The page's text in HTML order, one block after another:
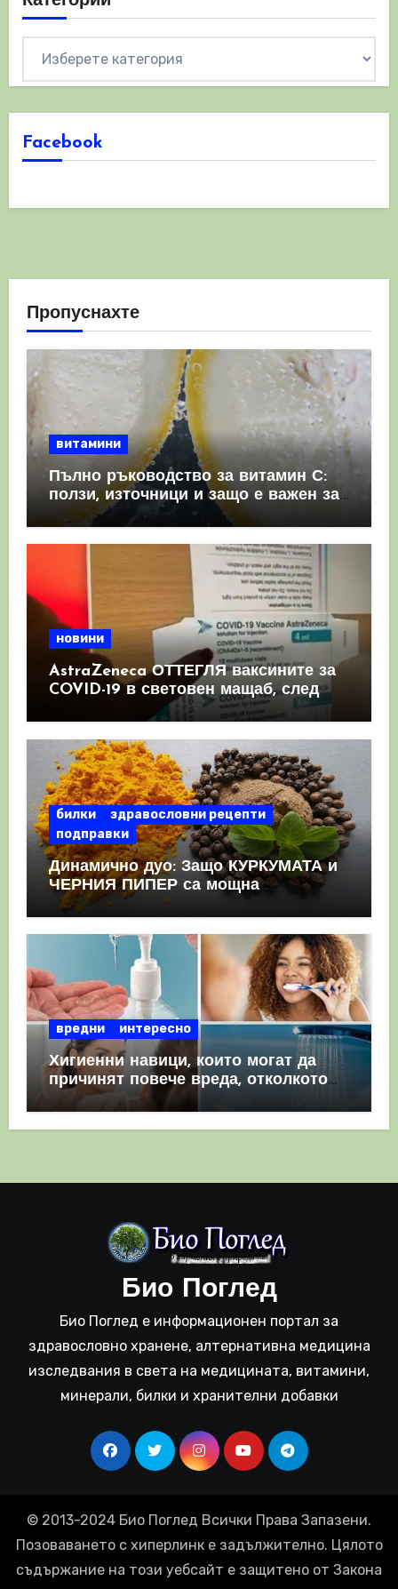
Facebook
Пропуснахте
витамини
Пълно ръководство за витамин С:
ползи, източници и защо е важен за
имунната система
новини
AstraZeneca ОТТЕГЛЯ ваксините за
COVID-19 в световен мащаб, след
като призна, че те причиняват
билки
здравословни рецепти
подправки
Динамично дуо: Защо КУРКУМАТА и
ЧЕРНИЯ ПИПЕР са мощна
комбинация
вредни интересно
Хигиенни навици, които могат да
причинят повече вреда, отколкото
полза
Био Поглед
Био Поглед е информационен портал за
здравословно хранене, алтернативна медицина
изследвания в света на медицината, витамини,
минерали, билки и хранителни добавки
© 2013-2024 Био Поглед Всички Права Запазени.
Позоваването с хиперлинк е задължително. Цялото
съдържание на този уебсайт е защитено от Закона